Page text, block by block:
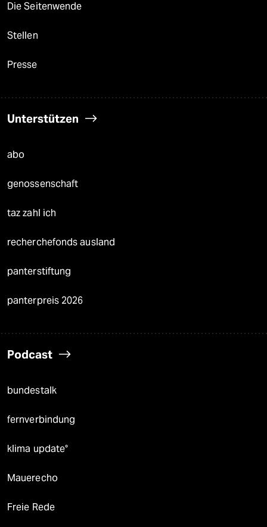
Die Seitenwende
Stellen
Presse
Unterstützen
abo
genossenschaft
taz zahl ich
recherchefonds ausland
panterstiftung
panterpreis 2026
Podcast
bundestalk
fernverbindung
klima update°
Mauerecho
Freie Rede